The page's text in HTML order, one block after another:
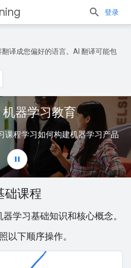
登录
译成您偏好的语言。AI 翻译可能包
础课程
学习基础知识和核心概念。
以下顺序操作。